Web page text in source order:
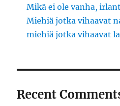
Mikä ei ole vanha,
Miehiä jotka vihaavat
miehiä jotka vihaavat
Recent